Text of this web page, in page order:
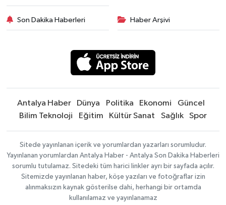
Son Dakika Haberleri Haber Arşivi
Antalya Haber Dünya Politika Ekonomi
Güncel
Bilim Teknoloji
Eğitim Kültür Sanat Sağlık Spor
Sitede yayınlanan içerik ve yorumlardan yazarları sorumludur.
Yayınlanan yorumlardan Antalya Haber - Antalya Son Dakika Haberleri
sorumlu tutulamaz. Sitedeki tüm harici linkler ayrı bir sayfada açılır.
Sitemizde yayınlanan haber, köşe yazıları ve fotoğraflar izin
alınmaksızın kaynak gösterilse dahi, herhangi bir ortamda
kullanılamaz ve yayınlanamaz